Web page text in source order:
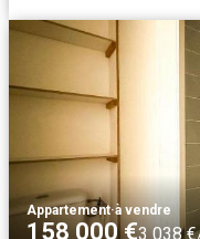
Appartement·à vendre
158 000 €3 038